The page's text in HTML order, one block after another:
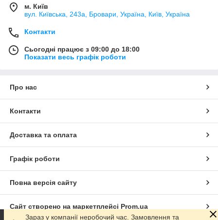
м. Київ
вул. Київська, 243а, Бровари, Україна, Київ, Україна
Контакти
Сьогодні працює з 09:00 до 18:00
Показати весь графік роботи
Про нас
Контакти
Доставка та оплата
Графік роботи
Повна версія сайту
Сайт створено на маркетплейсі Prom.ua
Зараз у компанії неробочий час. Замовлення та